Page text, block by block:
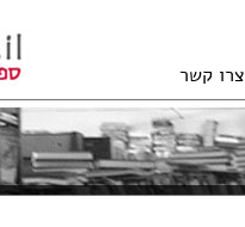
צרו קשר